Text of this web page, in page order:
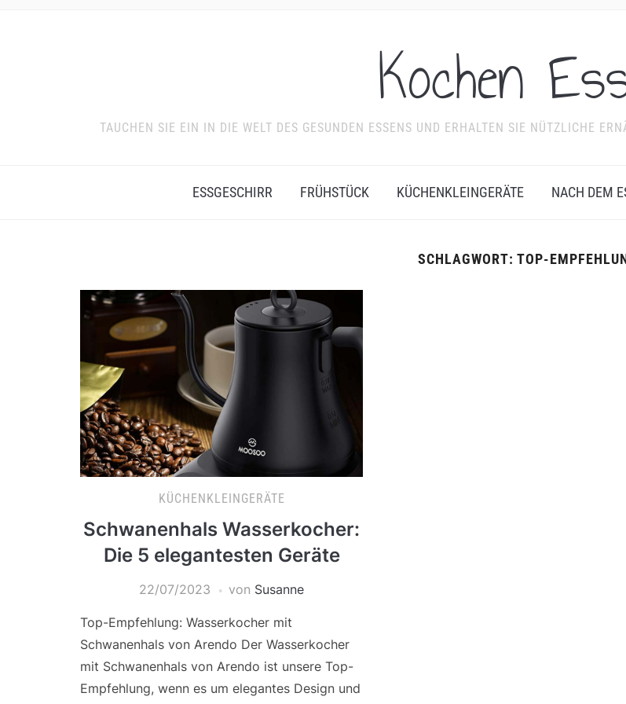
Kochen
TAUCHEN SIE EIN IN DIE WELT DES GESUNDEN ESSENS UND ERHALTEN SIE NÜTZLICHE
ESSGESCHIRR FRÜHSTÜCK KÜCHENKLEINGERÄTE NACH DEM
SCHLAGWORT: TOP-
KÜCHENKLEINGERÄTE
Schwanenhals Wasserkocher:
Die 5 elegantesten Geräte
22/07/2023 von Susanne
Top-Empfehlung: Wasserkocher mit
Schwanenhals von Arendo Der Wasserkocher
mit Schwanenhals von Arendo ist unsere Top-
Empfehlung, wenn es um elegantes Design und